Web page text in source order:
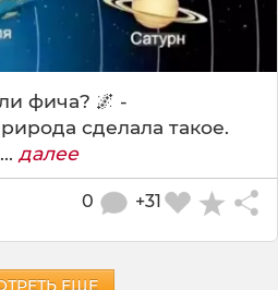
фича? 🌌 -
сделала такое.
далее
+31
0
ЕЩЕ